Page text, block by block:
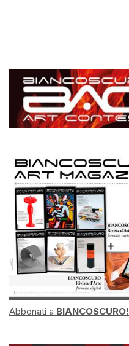
Abbonati a BIANCOSCURO!